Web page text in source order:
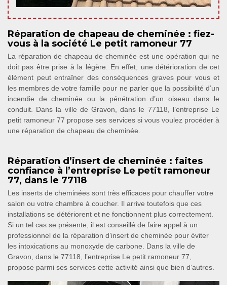
Réparation de chapeau de cheminée : fiez-
vous à la société Le petit ramoneur 77
La réparation de chapeau de cheminée est une opération qui ne
doit pas être prise à la légère. En effet, une détérioration de cet
élément peut entraîner des conséquences graves pour vous et
les membres de votre famille pour ne parler que la possibilité d’un
incendie de cheminée ou la pénétration d’un oiseau dans le
conduit. Dans la ville de Gravon, dans le 77118, l’entreprise Le
petit ramoneur 77 propose ses services si vous voulez procéder à
une réparation de chapeau de cheminée.
Réparation d’insert de cheminée : faites
confiance à l’entreprise Le petit ramoneur
77, dans le 77118
Les inserts de cheminées sont très efficaces pour chauffer votre
salon ou votre chambre à coucher. Il arrive toutefois que ces
installations se détériorent et ne fonctionnent plus correctement.
Si un tel cas se présente, il est conseillé de faire appel à un
professionnel de la réparation d’insert de cheminée pour éviter
les intoxications au monoxyde de carbone. Dans la ville de
Gravon, dans le 77118, l’entreprise Le petit ramoneur 77,
propose parmi ses services cette activité ainsi que bien d’autres.